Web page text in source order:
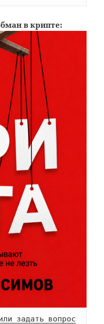
в крипте:
задать вопрос